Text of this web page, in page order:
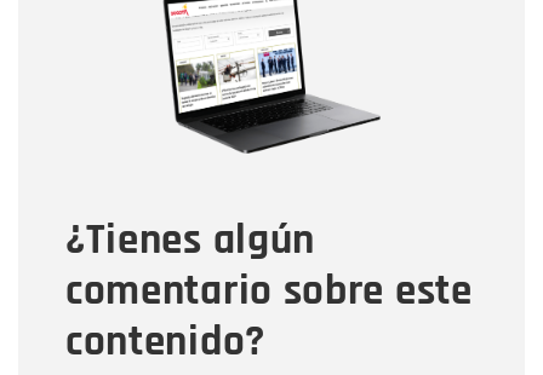
¿Tienes algún
comentario sobre este
contenido?
Correo electrónico
Tipo de comentario
Mensaje